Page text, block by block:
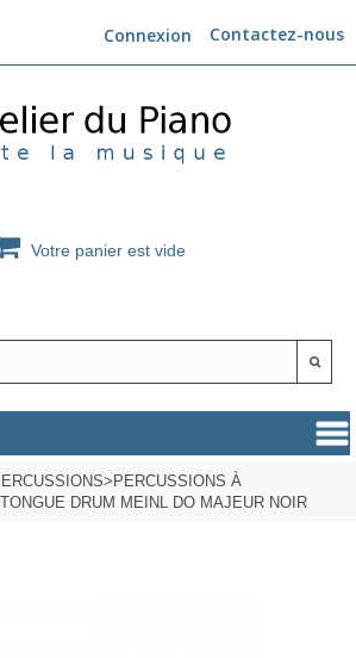
Contactez-nous
Connexion
Votre panier est vide
> PERCUSSIONS À
DRUM MEINL DO MAJEUR NOIR